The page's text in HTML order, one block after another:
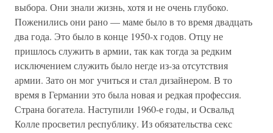
выбора. Они знали жизнь, хотя и не очень глубоко.
Поженились они рано — маме было в то время двадцать
два года. Это было в конце 1950-х годов. Отцу не
пришлось служить в армии, так как тогда за редким
исключением служить было негде из-за отсутствия
армии. Зато он мог учиться и стал дизайнером. В то
время в Германии это была новая и редкая профессия.
Страна богатела. Наступили 1960-е годы, и Освальд
Колле просветил республику. Из обязательства секс